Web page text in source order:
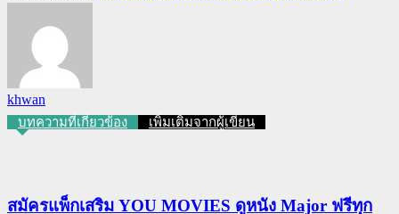
khwan
บทความที่เกี่ยวข้อง เพิ่มเติมจากผู้เขียน
สมัครแพ็กเสริม YOU MOVIES ดูหนัง Major ฟรีทุก